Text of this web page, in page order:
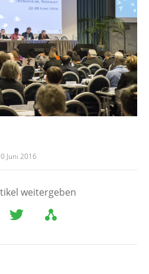
Juni 2016
weitergeben